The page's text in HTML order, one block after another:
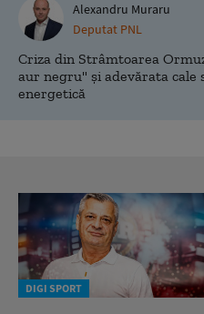
Alexandru Muraru
Deputat PNL
Criza din Strâmtoarea
aur negru" și adevărata cale
energetică
DIGI SPORT